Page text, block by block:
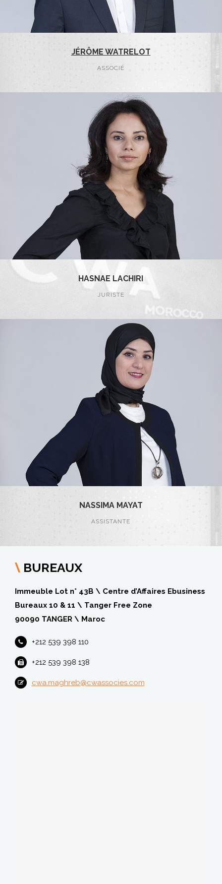
JÉRÔME WATRELOT
ASSOCIÉ
HASNAE LACHIRI
JURISTE
NASSIMA MAYAT
ASSISTANTE
\ BUREAUX
Immeuble Lot n° 43B \ Centre d’Affaires Ebusiness
Bureaux 10 & 11 \ Tanger Free Zone
90090 TANGER \ Maroc
+212 539 398 110
+212 539 398 138
cwa.maghreb@cwassocies.com